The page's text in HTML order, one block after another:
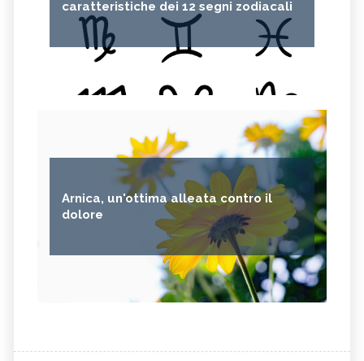
caratteristiche dei 12 segni zodiacali
Arnica, un'ottima alleata contro il
dolore